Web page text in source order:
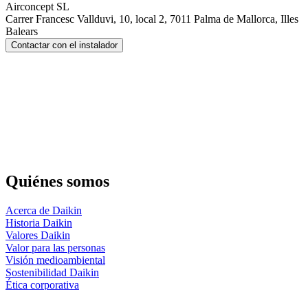
Airconcept SL
Carrer Francesc Vallduvi, 10, local 2, 7011 Palma de Mallorca, Illes
Balears
Contactar con el instalador
Quiénes somos
Acerca de Daikin
Historia Daikin
Valores Daikin
Valor para las personas
Visión medioambiental
Sostenibilidad Daikin
Ética corporativa